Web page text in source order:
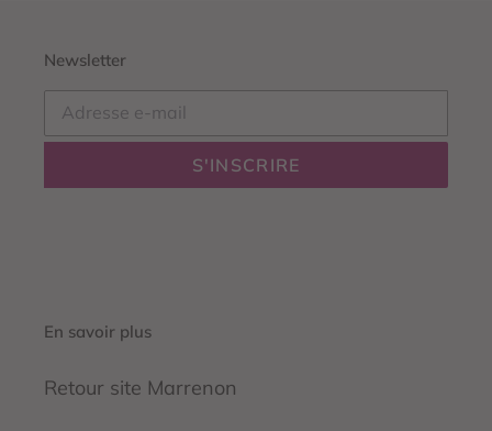
Newsletter
S'INSCRIRE
En savoir plus
Retour site Marrenon